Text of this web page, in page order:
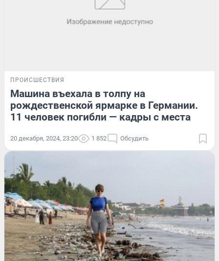
ПРОИСШЕСТВИЯ
Машина въехала в толпу на
рождественской ярмарке в Германии.
11 человек погибли — кадры с места
20 декабря, 2024, 23:20 1 852 Обсудить